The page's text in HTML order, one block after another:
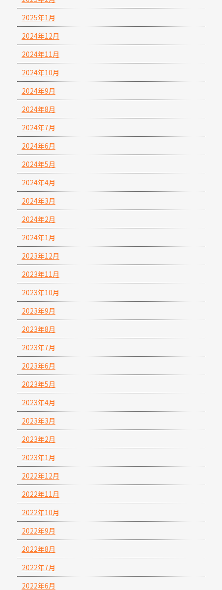
2025年1月
2024年12月
2024年11月
2024年10月
2024年9月
2024年8月
2024年7月
2024年6月
2024年5月
2024年4月
2024年3月
2024年2月
2024年1月
2023年12月
2023年11月
2023年10月
2023年9月
2023年8月
2023年7月
2023年6月
2023年5月
2023年4月
2023年3月
2023年2月
2023年1月
2022年12月
2022年11月
2022年10月
2022年9月
2022年8月
2022年7月
2022年6月